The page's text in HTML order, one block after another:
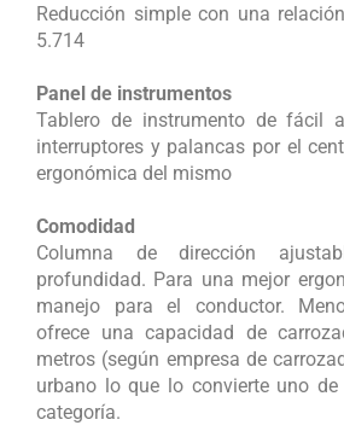
Reducción simple con una
5.714
Panel de instrumentos
Tablero de instrumento de fácil
interruptores y palancas por el
ergonómica del mismo
Comodidad
Columna de dirección
profundidad. Para una mejor
manejo para el conductor.
ofrece una capacidad de
metros (según empresa de
urbano lo que lo convierte uno
categoría.